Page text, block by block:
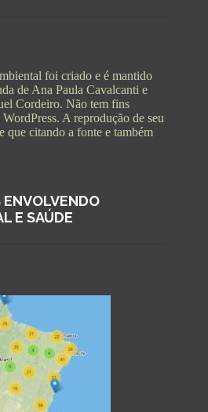
foi criado e é mantido
de Ana Paula Cavalcanti e
Cordeiro. Não tem fins
A reprodução de seu
que citando a fonte e também
E SAÚDE